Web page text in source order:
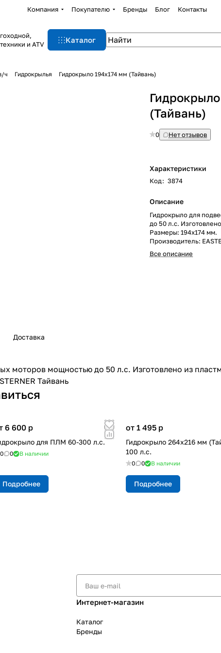
Компания Покупателю Бренды Блог Контакты
и ATV
Каталог
ч Гидрокрылья Гидрокрыло 194х174 мм (Тайвань)
(Тайвань)
0 Нет отзывов
Характеристики
Код: 3874
Описание
Гидрокрыло для
до 50 л.с.
Размеры: 194х174
Производитель:
Все описание
Доставка
моторов мощностью до 50 л.с. Изготовлено из
Тайвань
6 600 p
для ПЛМ 60-300 л.с.
0 0 В наличии
Подробнее
от 1 495 p
Гидрокрыло 264х216 мм
100 л.с.
0 0 В наличии
Подробнее
Интернет-магазин
Каталог
Бренды